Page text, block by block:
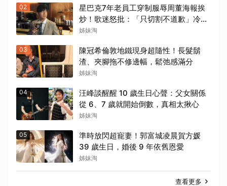
02
星巴克7年老員工穿制服辱周董海報挨
炒！歌迷怒批：「只切割不道歉」冷處
理太敷衍
姊妹淘
03
陳冠希倫敦地鐵現身超隨性！長髮鬍
渣、夾腳拖不修邊幅，鬆弛感滿分
姊妹淘
04
汪峰談醒醒 10 歲生日心聲：父女關係
從 6、7 歲就開始倒數，真相太揪心
姊妹淘
05
準時放閃超寵妻！郭富城凌晨賀方媛
39 歲生日，婚後 9 年依舊恩愛
姊妹淘
查看更多